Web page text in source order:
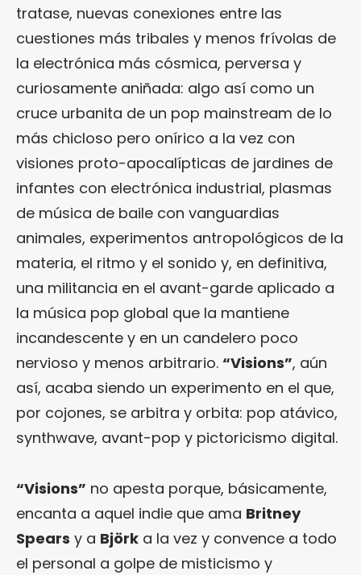
tratase, nuevas conexiones entre las
cuestiones más tribales y menos frívolas de
la electrónica más cósmica, perversa y
curiosamente aniñada: algo así como un
cruce urbanita de un pop mainstream de lo
más chicloso pero onírico a la vez con
visiones proto-apocalípticas de jardines de
infantes con electrónica industrial, plasmas
de música de baile con vanguardias
animales, experimentos antropológicos de la
materia, el ritmo y el sonido y, en definitiva,
una militancia en el avant-garde aplicado a
la música pop global que la mantiene
incandescente y en un candelero poco
nervioso y menos arbitrario. “Visions”, aún
así, acaba siendo un experimento en el que,
por cojones, se arbitra y orbita: pop atávico,
synthwave, avant-pop y pictoricismo digital.
“Visions” no apesta porque, básicamente,
encanta a aquel indie que ama Britney
Spears y a Björk a la vez y convence a todo
el personal a golpe de misticismo y